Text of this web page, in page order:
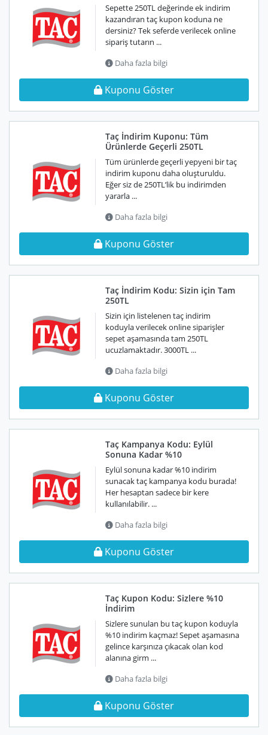
Sepette 250TL değerinde ek indirim
kazandıran taç kupon koduna ne
dersiniz? Tek seferde verilecek online
sipariş tutarın ...
Daha fazla bilgi
Kuponu Göster
Taç İndirim Kuponu: Tüm
Ürünlerde Geçerli 250TL
Tüm ürünlerde geçerli yepyeni bir taç
indirim kuponu daha oluşturuldu.
Eğer siz de 250TL’lik bu indirimden
yararla ...
Daha fazla bilgi
Kuponu Göster
Taç İndirim Kodu: Sizin için Tam
250TL
Sizin için listelenen taç indirim
koduyla verilecek online siparişler
sepet aşamasında tam 250TL
ucuzlamaktadır. 3000TL ...
Daha fazla bilgi
Kuponu Göster
Taç Kampanya Kodu: Eylül
Sonuna Kadar %10
Eylül sonuna kadar %10 indirim
sunacak taç kampanya kodu burada!
Her hesaptan sadece bir kere
kullanılabilir. ...
Daha fazla bilgi
Kuponu Göster
Taç Kupon Kodu: Sizlere %10
İndirim
Sizlere sunulan bu taç kupon koduyla
%10 indirim kaçmaz! Sepet aşamasına
gelince karşınıza çıkacak olan kod
alanına girm ...
Daha fazla bilgi
Kuponu Göster